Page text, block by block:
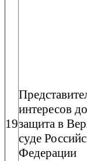
19
интересов
защита в
суде
Федерации